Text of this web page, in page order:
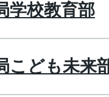
学校教育部
こども未来